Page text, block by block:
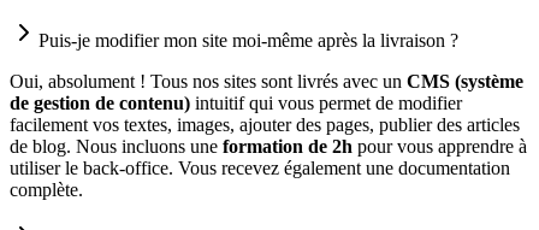
Puis-je modifier mon site moi-même après la livraison ?
Oui, absolument ! Tous nos sites sont livrés avec un CMS (système
de gestion de contenu) intuitif qui vous permet de modifier
facilement vos textes, images, ajouter des pages, publier des articles
de blog. Nous incluons une formation de 2h pour vous apprendre à
utiliser le back-office. Vous recevez également une documentation
complète.